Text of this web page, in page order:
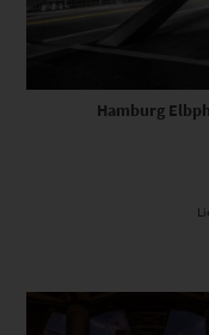
Hamburg